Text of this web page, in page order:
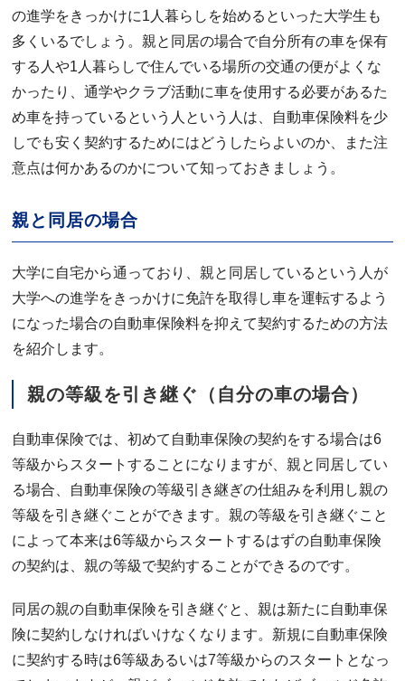
の進学をきっかけに1人暮らしを始めるといった大学生も
多くいるでしょう。親と同居の場合で自分所有の車を保有
する人や1人暮らしで住んでいる場所の交通の便がよくな
かったり、通学やクラブ活動に車を使用する必要があるた
め車を持っているという人という人は、自動車保険料を少
しでも安く契約するためにはどうしたらよいのか、また注
意点は何かあるのかについて知っておきましょう。
親と同居の場合
大学に自宅から通っており、親と同居しているという人が
大学への進学をきっかけに免許を取得し車を運転するよう
になった場合の自動車保険料を抑えて契約するための方法
を紹介します。
親の等級を引き継ぐ（自分の車の場合）
自動車保険では、初めて自動車保険の契約をする場合は6
等級からスタートすることになりますが、親と同居してい
る場合、自動車保険の等級引き継ぎの仕組みを利用し親の
等級を引き継ぐことができます。親の等級を引き継ぐこと
によって本来は6等級からスタートするはずの自動車保険
の契約は、親の等級で契約することができるのです。
同居の親の自動車保険を引き継ぐと、親は新たに自動車保
険に契約しなければいけなくなります。新規に自動車保険
に契約する時は6等級あるいは7等級からのスタートとなっ